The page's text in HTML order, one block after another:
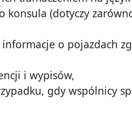
konsula (dotyczy
o pojazdach
i wypisów,
gdy wspólnicy